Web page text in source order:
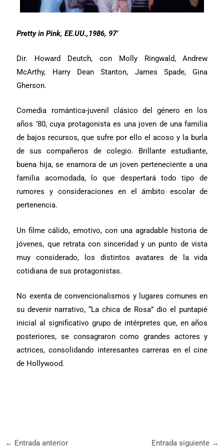
Pretty in Pink, EE.UU.,1986, 97’
Dir. Howard Deutch, con Molly Ringwald, Andrew
McArthy, Harry Dean Stanton, James Spade, Gina
Gherson.
Comedia romántica-juvenil clásico del género en los
años ’80, cuya protagonista es una joven de una familia
de bajos recursos, que sufre por ello el acoso y la burla
de sus compañeros de colegio. Brillante estudiante,
buena hija, se enamora de un joven perteneciente a una
familia acomodada, lo que despertará todo tipo de
rumores y consideraciones en el ámbito escolar de
pertenencia.
Un filme cálido, emotivo, con una agradable historia de
jóvenes, que retrata con sinceridad y un punto de vista
muy considerado, los distintos avatares de la vida
cotidiana de sus protagonistas.
No exenta de convencionalismos y lugares comunes en
su devenir narrativo, “La chica de Rosa” dio el puntapié
inicial al significativo grupo de intérpretes que, en años
posteriores, se consagraron como grandes actores y
actrices, consolidando interesantes carreras en el cine
de Hollywood.
← Entrada anterior Entrada siguiente →